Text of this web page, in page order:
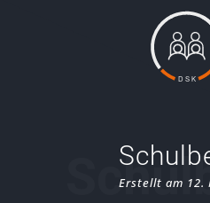
Erstellt am 12.